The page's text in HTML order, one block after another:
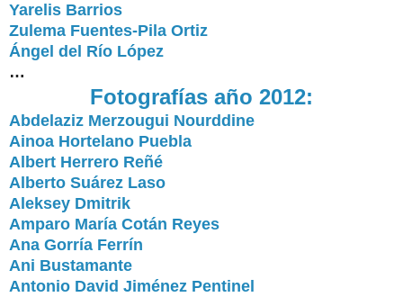
Yarelis Barrios
Zulema Fuentes-Pila Ortiz
Ángel del Río López
…
Fotografías año 2012:
Abdelaziz Merzougui Nourddine
Ainoa Hortelano Puebla
Albert Herrero Reñé
Alberto Suárez Laso
Aleksey Dmitrik
Amparo María Cotán Reyes
Ana Gorría Ferrín
Ani Bustamante
Antonio David Jiménez Pentinel